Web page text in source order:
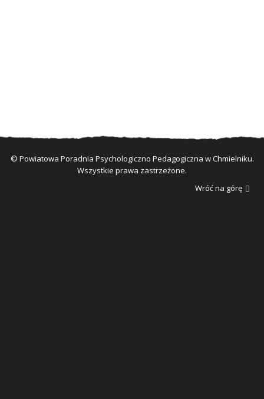
© Powiatowa Poradnia Psychologiczno Pedagogiczna w Chmielniku.
Wszystkie prawa zastrzeżone.
Wróć na górę